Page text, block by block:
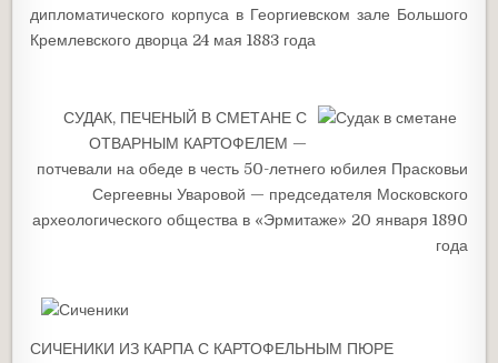
дипломатического корпуса в Георгиевском зале Большого
Кремлевского дворца 24 мая 1883 года
СУДАК, ПЕЧЕНЫЙ В СМЕТАНЕ С
ОТВАРНЫМ КАРТОФЕЛЕМ —
потчевали на обеде в честь 50-летнего юбилея Прасковьи
Сергеевны Уваровой — председателя Московского
археологического общества в «Эрмитаже» 20 января 1890
года
СИЧЕНИКИ ИЗ КАРПА С КАРТОФЕЛЬНЫМ ПЮРЕ